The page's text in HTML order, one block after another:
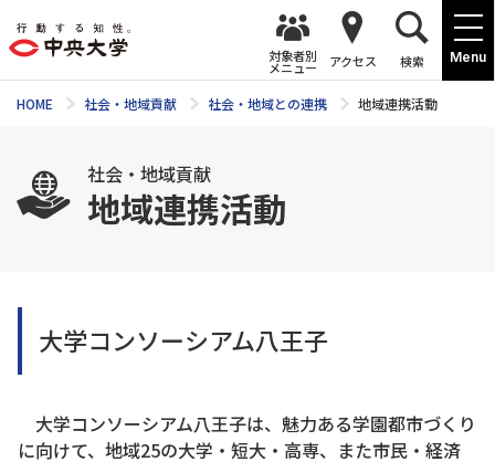
Menu
対象者別
メニュー アクセス 検索
HOME 社会・地域貢献 社会・地域との連携 地域連携活動
社会・地域貢献
地域連携活動
大学コンソーシアム八王子
大学コンソーシアム八王子は、魅力ある学園都市づくり
に向けて、地域25の大学・短大・高専、また市民・経済